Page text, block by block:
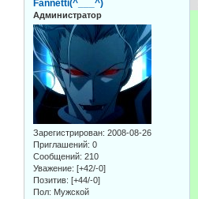
Fannetti(^___^)
Администратор
Зарегистрирован: 2008-08-26
Приглашений: 0
Сообщений: 210
Уважение: [+42/-0]
Позитив: [+44/-0]
Пол: Мужской